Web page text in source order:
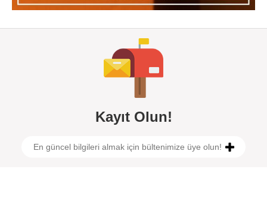
Kayıt Olun!